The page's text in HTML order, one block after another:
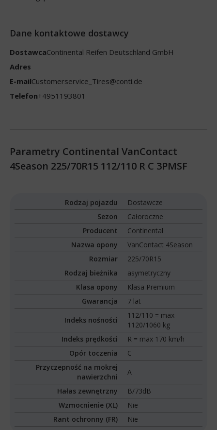
Dane kontaktowe dostawcy
DostawcaContinental Reifen Deutschland GmbH
Adres
E-mailCustomerservice_Tires@conti.de
Telefon+4951193801
Parametry Continental VanContact
4Season 225/70R15 112/110 R C 3PMSF
Rodzaj pojazdu
Dostawcze
Sezon
Całoroczne
Producent
Continental
Nazwa opony
VanContact 4Season
Rozmiar
225/70R15
Rodzaj bieżnika
asymetryczny
Klasa opony
Klasa Premium
Gwarancja
7 lat
Indeks nośności
112/110 = max
1120/1060 kg
Indeks prędkości
R = max 170 km/h
Opór toczenia
C
Przyczepność na mokrej
nawierzchni
A
Hałas zewnętrzny
B/73dB
Wzmocnienie (XL)
Nie
Rant ochronny (FR)
Nie